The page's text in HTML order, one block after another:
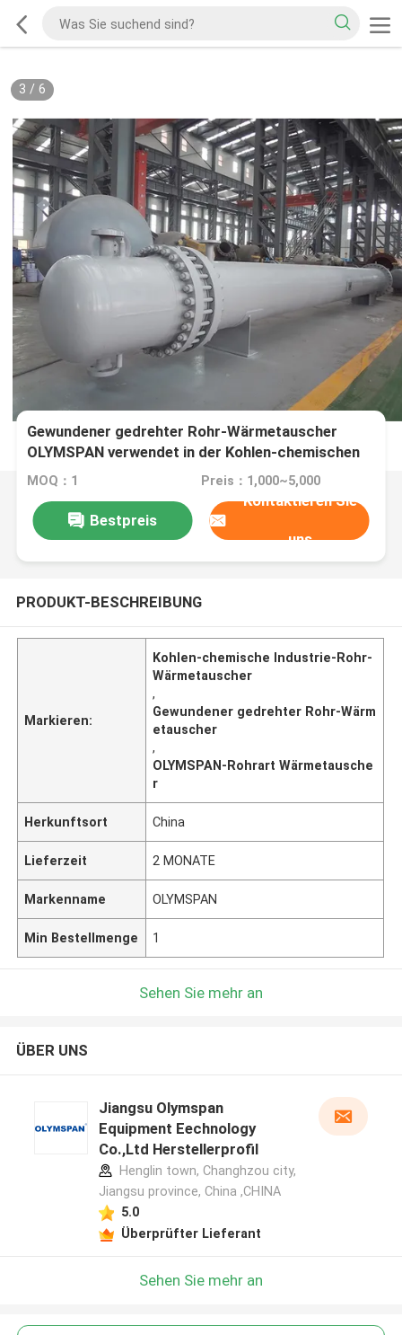
3 / 6
Gewundener gedrehter Rohr-Wärmetauscher
OLYMSPAN verwendet in der Kohlen-chemischen
Industrie
MOQ：1 Preis：1,000~5,000
Bestpreis
Kontaktieren Sie
uns
PRODUKT-BESCHREIBUNG
Markieren:
Kohlen-chemische Industrie-Rohr-
Wärmetauscher
,
Gewundener gedrehter Rohr-Wärm
etauscher
,
OLYMSPAN-Rohrart Wärmetausche
r
Herkunftsort China
Lieferzeit 2 MONATE
Markenname OLYMSPAN
Min Bestellmenge 1
Sehen Sie mehr an
ÜBER UNS
Jiangsu Olymspan
Equipment Eechnology
Co.,Ltd Herstellerprofil
Henglin town, Changhzou city,
Jiangsu province, China ,CHINA
5.0
Überprüfter Lieferant
Sehen Sie mehr an